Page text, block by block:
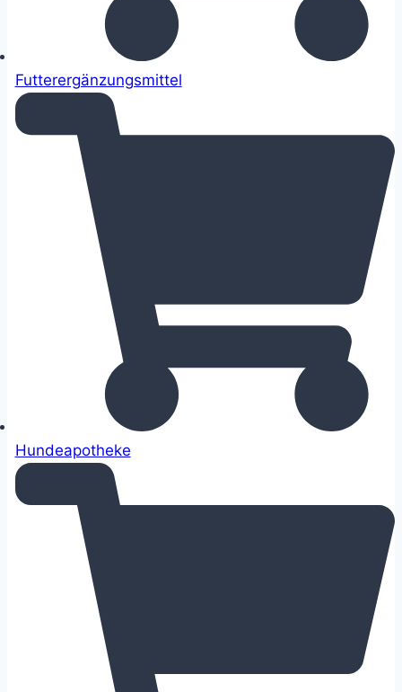
Futterergänzungsmittel
Hundeapotheke